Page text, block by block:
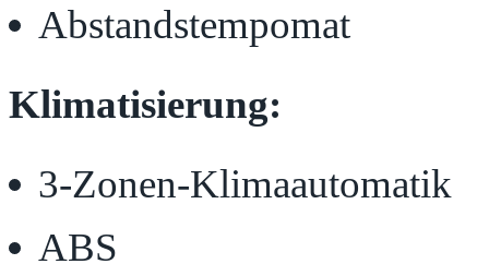
Abstandstempomat
Klimatisierung:
3-Zonen-Klimaautomatik
ABS